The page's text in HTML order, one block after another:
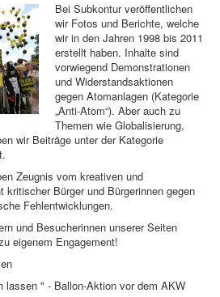
Bei Subkontur veröffentlichen
wir Fotos und Berichte, welche
wir in den Jahren 1998 bis 2011
erstellt haben. Inhalte sind
vorwiegend Demonstrationen
und Widerstandsaktionen
gegen Atomanlagen (Kategorie
„Anti-Atom“). Aber auch zu
Themen wie Globalisierung,
wir Beiträge unter der Kategorie
Zeugnis vom kreativen und
kritischer Bürger und Bürgerinnen gegen
Fehlentwicklungen.
und Besucherinnen unserer Seiten
eigenem Engagement!
lassen " - Ballon-Aktion vor dem AKW